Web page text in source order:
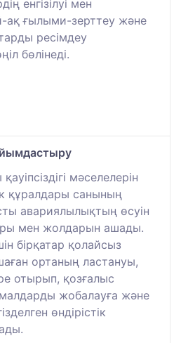
енгізілуі мен
ақ ғылыми-зерттеу және
ресімдеу
бөлінеді.
мәселелерін
құралдары санының
авариялылықтың өсуін
мен жолдарын ашады.
бірқатар қолайсыз
ортаның ластануы,
отырып, қозғалыс
жобалауға және
өндірістік